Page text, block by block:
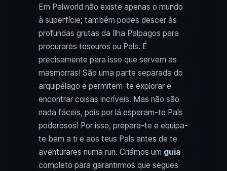
Em Palworld não existe apenas o mundo
à superfície; também podes descer às
profundas grutas da Ilha Palpagos para
procurares tesouros ou Pals. É
precisamente para isso que servem as
masmorras! São uma parte separada do
arquipélago e permitem-te explorar e
encontrar coisas incríveis. Mas não são
nada fáceis, pois por lá esperam-te Pals
poderosos! Por isso, prepara-te e equipa-
te bem a ti e aos teus Pals antes de te
aventurares numa run. Criámos um guia
completo para garantirmos que segues